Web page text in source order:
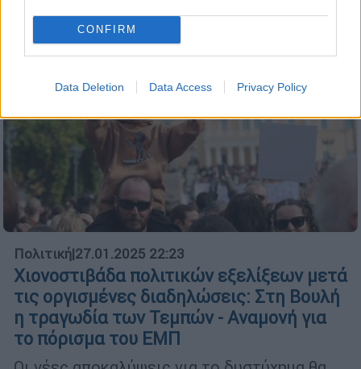
CONFIRM
Data Deletion Data Access Privacy Policy
Πολιτική|27.01.2025 22:23
Χιονοστιβάδα πολιτικών εξελίξεων μετά
τις οργισμένες διαδηλώσεις: Στη Βουλή
η τραγωδία των Τεμπών - Αναμονή για
το πόρισμα του ΕΜΠ